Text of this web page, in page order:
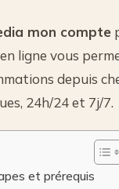
mon compte
ligne vous
depuis
24h/24 et 7j/7.
et prérequis